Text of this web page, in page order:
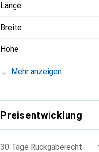
Länge
Breite
Höhe
Mehr anzeigen
Preisentwicklung
30 Tage Rückgaberecht